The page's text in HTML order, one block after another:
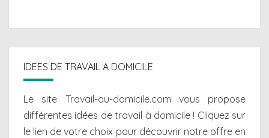
IDEES DE TRAVAIL A DOMICILE
Le site Travail-au-domicile.com vous propose
différentes idées de travail à domicile! Cliquez sur
le lien de votre choix pour découvrir notre offre en